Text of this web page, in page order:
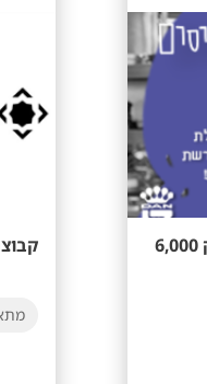
טבחים/ות לרשת מלונות דן | מענק 6,000